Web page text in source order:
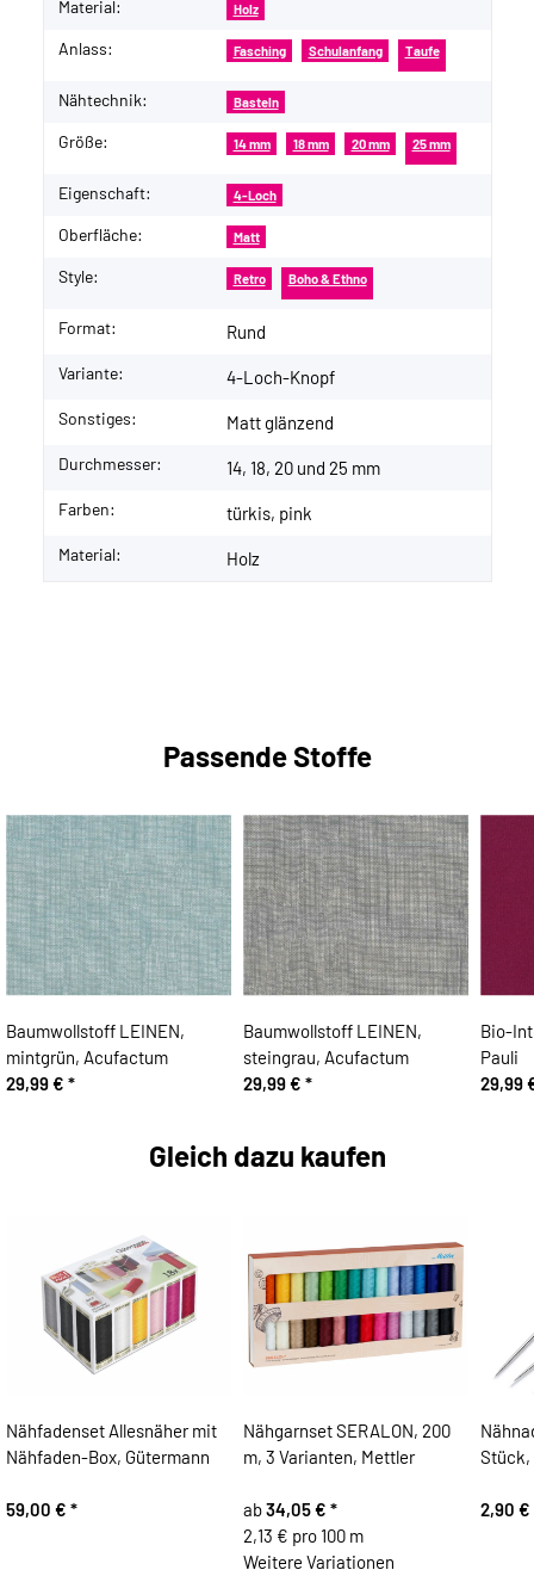
Material: Holz
Anlass: Fasching Schulanfang Taufe
Nähtechnik: Basteln
Größe: 14 mm 18 mm 20 mm 25 mm
Eigenschaft: 4-Loch
Oberfläche: Matt
Style: Retro Boho & Ethno
Format: Rund
Variante: 4-Loch-Knopf
Sonstiges: Matt glänzend
Durchmesser: 14, 18, 20 und 25 mm
Farben: türkis, pink
Material: Holz
Passende Stoffe
Baumwollstoff LEINEN,
mintgrün, Acufactum
29,99 € *
Baumwollstoff LEINEN,
steingrau, Acufactum
29,99 € *
Bio-
Pauli
29,99
Gleich dazu kaufen
Nähfadenset Allesnäher mit
Nähfaden-Box, Gütermann
59,00 € *
Nähgarnset SERALON, 200
m, 3 Varianten, Mettler
ab34,05 € *
2,13 € pro 100 m
Weitere Variationen
Stück,
2,90 €